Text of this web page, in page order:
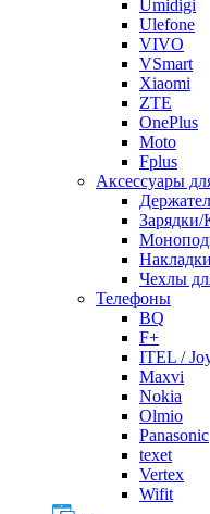
Umidigi
Ulefone
VIVO
VSmart
Xiaomi
ZTE
OnePlus
Moto
Fplus
Аксессуары
Зарядки/
Чехлы
Телефоны
BQ
F+
ITEL /
Maxvi
Nokia
Olmio
Panasonic
texet
Vertex
Wifit